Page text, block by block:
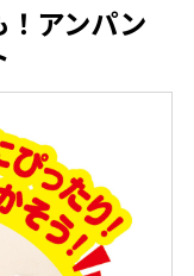
アンパン